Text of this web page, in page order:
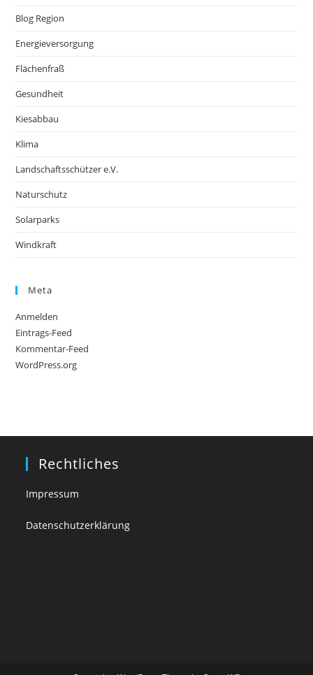
Blog Region
Energieversorgung
Flächenfraß
Gesundheit
Kiesabbau
Klima
Landschaftsschützer e.V.
Naturschutz
Solarparks
Windkraft
Meta
Anmelden
Eintrags-Feed
Kommentar-Feed
WordPress.org
Rechtliches
Impressum
Datenschutzerklärung